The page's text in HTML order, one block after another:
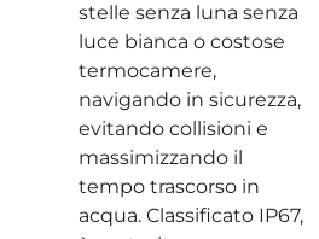
stelle senza luna senza
luce bianca o costose
termocamere,
navigando in sicurezza,
evitando collisioni e
massimizzando il
tempo trascorso in
acqua. Classificato IP67,